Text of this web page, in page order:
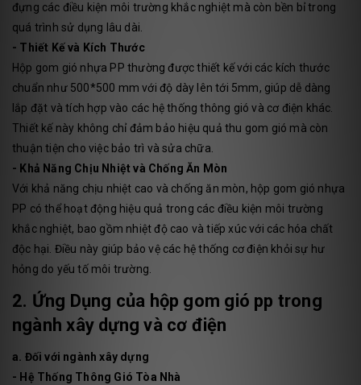
đựng các điều kiện môi trường khắc nghiệt mà còn bền bỉ trong
quá trình sử dụng lâu dài.
- Thiết Kế và Kích Thước
Hộp gom gió nhựa PP thường được thiết kế với các kích thước
chuẩn như 500*500 mm với độ dày lên tới 5mm, giúp dễ dàng
lắp đặt và tích hợp vào các hệ thống thông gió và cơ điện khác.
Thiết kế này không chỉ đảm bảo hiệu quả thu gom gió mà còn
thuận tiện cho việc bảo trì và sửa chữa.
- Khả Năng Chịu Nhiệt và Chống Ăn Mòn
Với khả năng chịu nhiệt cao và chống ăn mòn, hộp gom gió nhựa
PP có thể hoạt động hiệu quả trong các điều kiện môi trường
khắc nghiệt, bao gồm nhiệt độ cao và tiếp xúc với các hóa chất
độc hại. Điều này giúp bảo vệ các hệ thống cơ điện khỏi sự hư
hỏng do yếu tố môi trường.
2. Ứng Dụng của hộp gom gió pp trong
ngành xây dựng và cơ điện
a. Đối với ngành xây dựng
- Hệ Thống Thông Gió Tòa Nhà